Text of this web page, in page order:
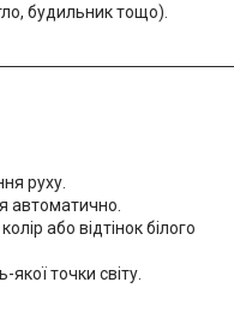
будильник тощо).
руху.
автоматично.
або відтінок білого
точки світу.